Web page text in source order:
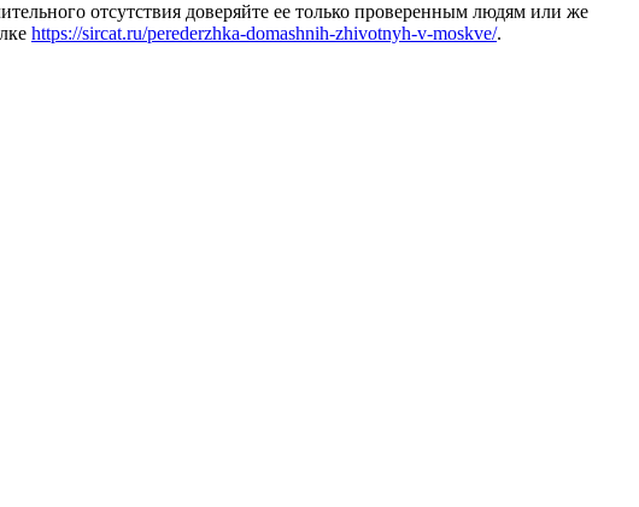
отсутствия доверяйте ее только проверенным людям или же
https://sircat.ru/perederzhka-domashnih-zhivotnyh-v-moskve/.